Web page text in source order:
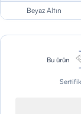
Beyaz Altın
Bu ürün